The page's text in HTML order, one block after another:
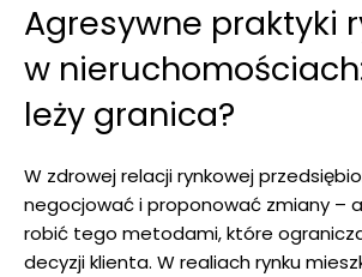
Agresywne praktyki
w
leży granica?
W zdrowej relacji rynkowej
negocjować i proponować zmiany –
robić tego metodami, które
decyzji klienta. W realiach rynku